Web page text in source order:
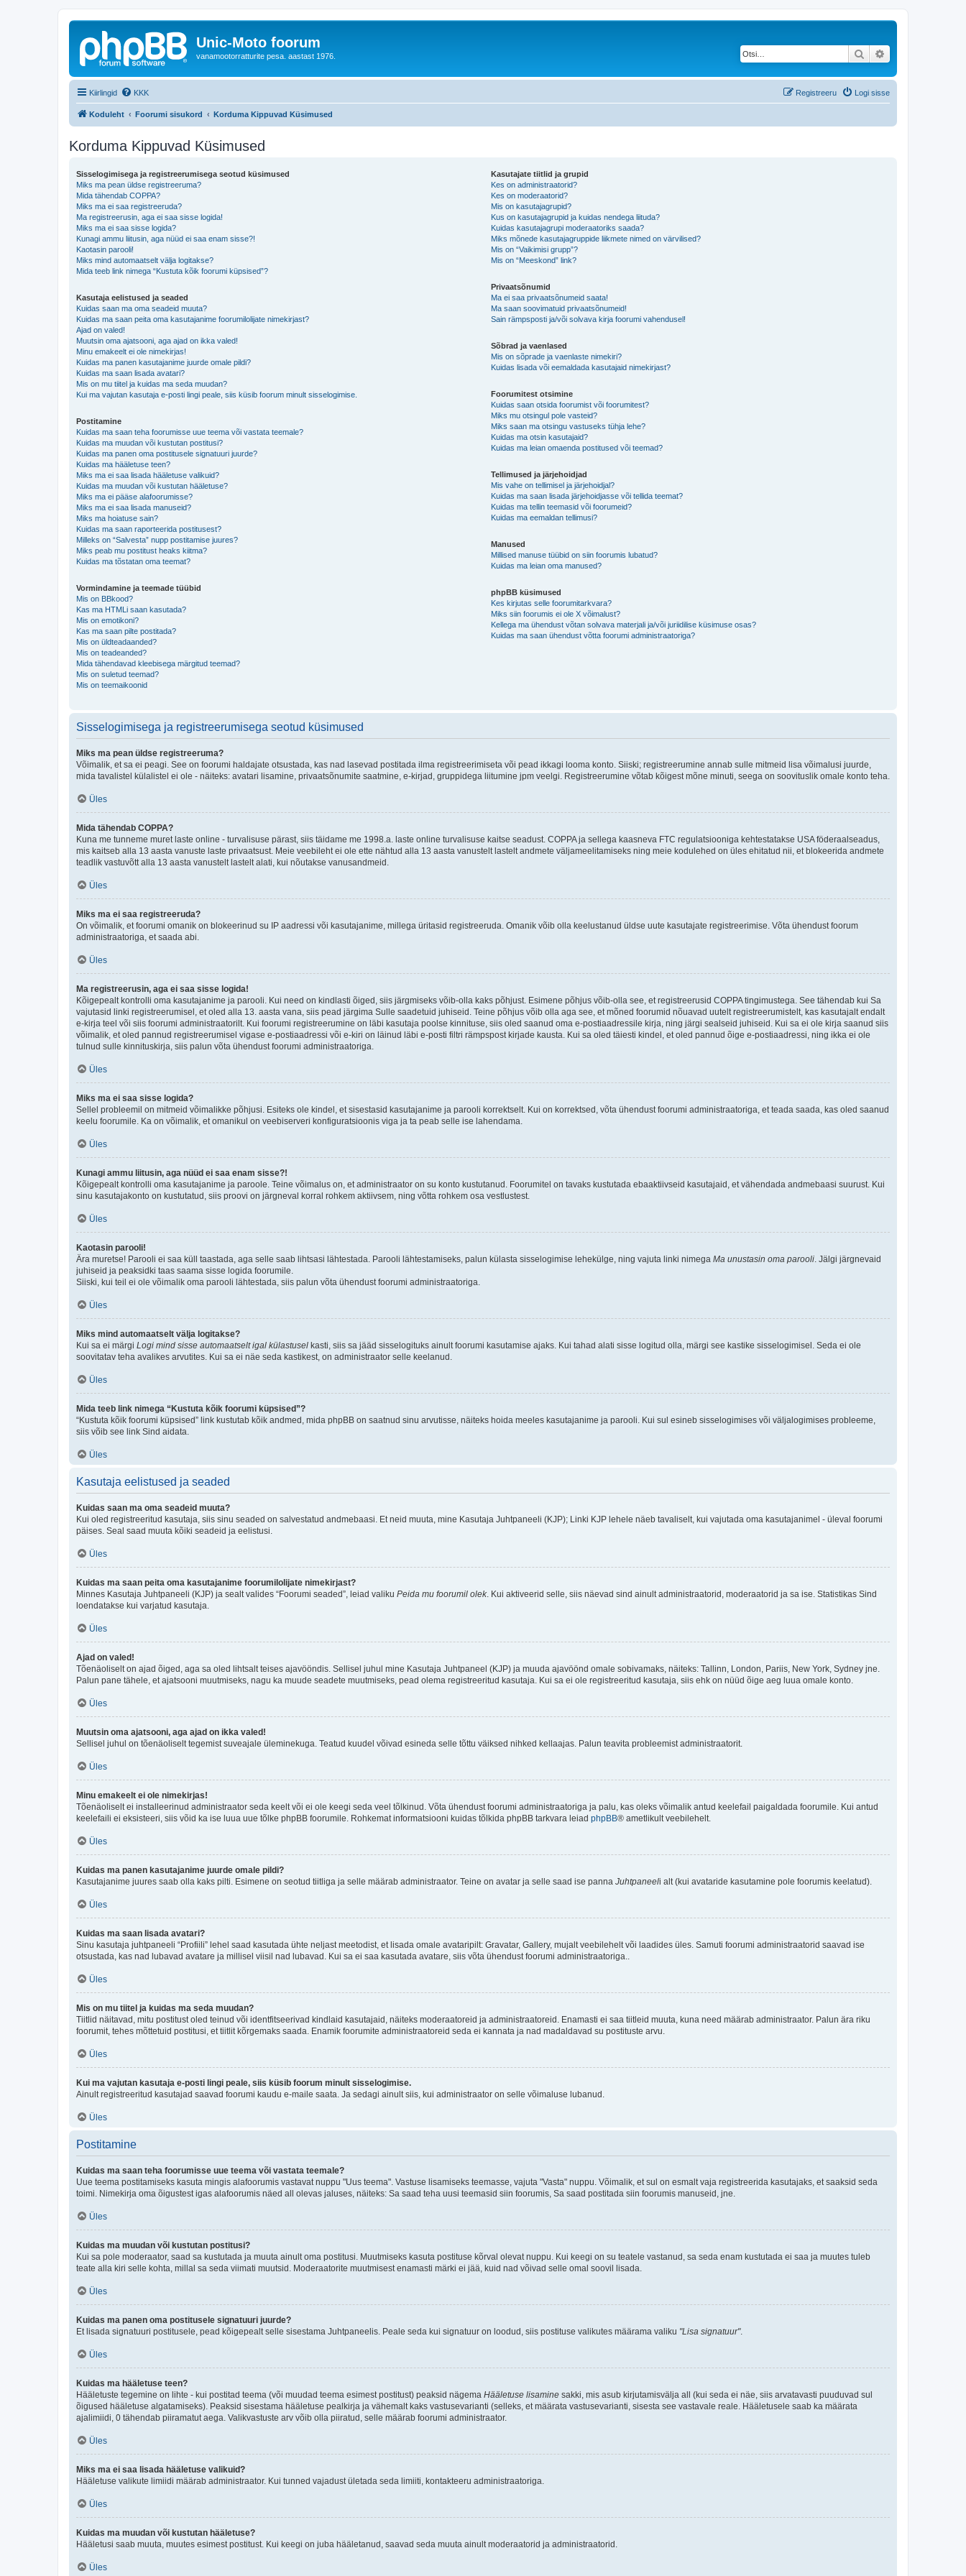
Unic-Moto foorum
vanamootorratturite pesa. aastast 1976. Otsi
Kiirlingid KKK Logi sisse
Registreeru
Koduleht Foorumi sisukord Korduma Kippuvad Küsimused
Korduma Kippuvad Küsimused
Sisselogimisega ja registreerumisega seotud küsimused
Miks ma pean üldse registreeruma?
Mida tähendab COPPA?
Miks ma ei saa registreeruda?
Ma registreerusin, aga ei saa sisse logida!
Miks ma ei saa sisse logida?
Kunagi ammu liitusin, aga nüüd ei saa enam sisse?!
Kaotasin parooli!
Miks mind automaatselt välja logitakse?
Mida teeb link nimega “Kustuta kõik foorumi küpsised”?
Kasutaja eelistused ja seaded
Kuidas saan ma oma seadeid muuta?
Kuidas ma saan peita oma kasutajanime foorumilolijate nimekirjast?
Ajad on valed!
Muutsin oma ajatsooni, aga ajad on ikka valed!
Minu emakeelt ei ole nimekirjas!
Kuidas ma panen kasutajanime juurde omale pildi?
Kuidas ma saan lisada avatari?
Mis on mu tiitel ja kuidas ma seda muudan?
Kui ma vajutan kasutaja e-posti lingi peale, siis küsib foorum minult sisselogimise.
Postitamine
Kuidas ma saan teha foorumisse uue teema või vastata teemale?
Kuidas ma muudan või kustutan postitusi?
Kuidas ma panen oma postitusele signatuuri juurde?
Kuidas ma hääletuse teen?
Miks ma ei saa lisada hääletuse valikuid?
Kuidas ma muudan või kustutan hääletuse?
Miks ma ei pääse alafoorumisse?
Miks ma ei saa lisada manuseid?
Miks ma hoiatuse sain?
Kuidas ma saan raporteerida postitusest?
Milleks on “Salvesta” nupp postitamise juures?
Miks peab mu postitust heaks kiitma?
Kuidas ma tõstatan oma teemat?
Vormindamine ja teemade tüübid
Mis on BBkood?
Kas ma HTMLi saan kasutada?
Mis on emotikoni?
Kas ma saan pilte postitada?
Mis on üldteadaanded?
Mis on teadeanded?
Mida tähendavad kleebisega märgitud teemad?
Mis on suletud teemad?
Mis on teemaikoonid
Kasutajate tiitlid ja grupid
Kes on administraatorid?
Kes on moderaatorid?
Mis on kasutajagrupid?
Kus on kasutajagrupid ja kuidas nendega liituda?
Kuidas kasutajagrupi moderaatoriks saada?
Miks mõnede kasutajagruppide liikmete nimed on värvilised?
Mis on “Vaikimisi grupp”?
Mis on “Meeskond” link?
Privaatsõnumid
Ma ei saa privaatsõnumeid saata!
Ma saan soovimatuid privaatsõnumeid!
Sain rämpsposti ja/või solvava kirja foorumi vahendusel!
Sõbrad ja vaenlased
Mis on sõprade ja vaenlaste nimekiri?
Kuidas lisada või eemaldada kasutajaid nimekirjast?
Foorumitest otsimine
Kuidas saan otsida foorumist või foorumitest?
Miks mu otsingul pole vasteid?
Miks saan ma otsingu vastuseks tühja lehe?
Kuidas ma otsin kasutajaid?
Kuidas ma leian omaenda postitused või teemad?
Tellimused ja järjehoidjad
Mis vahe on tellimisel ja järjehoidjal?
Kuidas ma saan lisada järjehoidjasse või tellida teemat?
Kuidas ma tellin teemasid või foorumeid?
Kuidas ma eemaldan tellimusi?
Manused
Millised manuse tüübid on siin foorumis lubatud?
Kuidas ma leian oma manused?
phpBB küsimused
Kes kirjutas selle foorumitarkvara?
Miks siin foorumis ei ole X võimalust?
Kellega ma ühendust võtan solvava materjali ja/või juriidilise küsimuse osas?
Kuidas ma saan ühendust võtta foorumi administraatoriga?
Sisselogimisega ja registreerumisega seotud küsimused
Miks ma pean üldse registreeruma?
Võimalik, et sa ei peagi. See on foorumi haldajate otsustada, kas nad lasevad postitada ilma registreerimiseta või pead ikkagi looma konto. Siiski; registreerumine annab sulle mitmeid lisa võimalusi juurde,
mida tavalistel külalistel ei ole - näiteks: avatari lisamine, privaatsõnumite saatmine, e-kirjad, gruppidega liitumine jpm veelgi. Registreerumine võtab kõigest mõne minuti, seega on soovituslik omale konto teha.
Üles
Mida tähendab COPPA?
Kuna me tunneme muret laste online - turvalisuse pärast, siis täidame me 1998.a. laste online turvalisuse kaitse seadust. COPPA ja sellega kaasneva FTC regulatsiooniga kehtestatakse USA föderaalseadus,
mis kaitseb alla 13 aasta vanuste laste privaatsust. Meie veebileht ei ole ette nähtud alla 13 aasta vanustelt lastelt andmete väljameelitamiseks ning meie kodulehed on üles ehitatud nii, et blokeerida andmete
teadlik vastuvõtt alla 13 aasta vanustelt lastelt alati, kui nõutakse vanusandmeid.
Üles
Miks ma ei saa registreeruda?
On võimalik, et foorumi omanik on blokeerinud su IP aadressi või kasutajanime, millega üritasid registreeruda. Omanik võib olla keelustanud üldse uute kasutajate registreerimise. Võta ühendust foorum
administraatoriga, et saada abi.
Üles
Ma registreerusin, aga ei saa sisse logida!
Kõigepealt kontrolli oma kasutajanime ja parooli. Kui need on kindlasti õiged, siis järgmiseks võib-olla kaks põhjust. Esimene põhjus võib-olla see, et registreerusid COPPA tingimustega. See tähendab kui Sa
vajutasid linki registreerumisel, et oled alla 13. aasta vana, siis pead järgima Sulle saadetuid juhiseid. Teine põhjus võib olla aga see, et mõned foorumid nõuavad uutelt registreerumistelt, kas kasutajalt endalt
e-kirja teel või siis foorumi administraatorilt. Kui foorumi registreerumine on läbi kasutaja poolse kinnituse, siis oled saanud oma e-postiaadressile kirja, ning järgi sealseid juhiseid. Kui sa ei ole kirja saanud siis
võimalik, et oled pannud registreerumisel vigase e-postiaadressi või e-kiri on läinud läbi e-posti filtri rämpspost kirjade kausta. Kui sa oled täiesti kindel, et oled pannud õige e-postiaadressi, ning ikka ei ole
tulnud sulle kinnituskirja, siis palun võta ühendust foorumi administraatoriga.
Üles
Miks ma ei saa sisse logida?
Sellel probleemil on mitmeid võimalikke põhjusi. Esiteks ole kindel, et sisestasid kasutajanime ja parooli korrektselt. Kui on korrektsed, võta ühendust foorumi administraatoriga, et teada saada, kas oled saanud
keelu foorumile. Ka on võimalik, et omanikul on veebiserveri konfiguratsioonis viga ja ta peab selle ise lahendama.
Üles
Kunagi ammu liitusin, aga nüüd ei saa enam sisse?!
Kõigepealt kontrolli oma kasutajanime ja paroole. Teine võimalus on, et administraator on su konto kustutanud. Foorumitel on tavaks kustutada ebaaktiivseid kasutajaid, et vähendada andmebaasi suurust. Kui
sinu kasutajakonto on kustutatud, siis proovi on järgneval korral rohkem aktiivsem, ning võtta rohkem osa vestlustest.
Üles
Kaotasin parooli!
Ära muretse! Parooli ei saa küll taastada, aga selle saab lihtsasi lähtestada. Parooli lähtestamiseks, palun külasta sisselogimise lehekülge, ning vajuta linki nimega Ma unustasin oma parooli . Jälgi järgnevaid
juhiseid ja peaksidki taas saama sisse logida foorumile.
Siiski, kui teil ei ole võimalik oma parooli lähtestada, siis palun võta ühendust foorumi administraatoriga.
Üles
Miks mind automaatselt välja logitakse?
Kui sa ei märgi Logi mind sisse automaatselt igal külastusel kasti, siis sa jääd sisselogituks ainult foorumi kasutamise ajaks. Kui tahad alati sisse logitud olla, märgi see kastike sisselogimisel. Seda ei ole
soovitatav teha avalikes arvutites. Kui sa ei näe seda kastikest, on administraator selle keelanud.
Üles
Mida teeb link nimega “Kustuta kõik foorumi küpsised”?
“Kustuta kõik foorumi küpsised” link kustutab kõik andmed, mida phpBB on saatnud sinu arvutisse, näiteks hoida meeles kasutajanime ja parooli. Kui sul esineb sisselogimises või väljalogimises probleeme,
siis võib see link Sind aidata.
Üles
Kasutaja eelistused ja seaded
Kuidas saan ma oma seadeid muuta?
Kui oled registreeritud kasutaja, siis sinu seaded on salvestatud andmebaasi. Et neid muuta, mine Kasutaja Juhtpaneeli (KJP); Linki KJP lehele näeb tavaliselt, kui vajutada oma kasutajanimel - üleval foorumi
päises. Seal saad muuta kõiki seadeid ja eelistusi.
Üles
Kuidas ma saan peita oma kasutajanime foorumilolijate nimekirjast?
Minnes Kasutaja Juhtpaneeli (KJP) ja sealt valides “Foorumi seaded”, leiad valiku Peida mu foorumil olek. Kui aktiveerid selle, siis näevad sind ainult administraatorid, moderaatorid ja sa ise. Statistikas Sind
loendatakse kui varjatud kasutaja.
Üles
Ajad on valed!
Tõenäoliselt on ajad õiged, aga sa oled lihtsalt teises ajavööndis. Sellisel juhul mine Kasutaja Juhtpaneel (KJP) ja muuda ajavöönd omale sobivamaks, näiteks: Tallinn, London, Pariis, New York, Sydney jne.
Palun pane tähele, et ajatsooni muutmiseks, nagu ka muude seadete muutmiseks, pead olema registreeritud kasutaja. Kui sa ei ole registreeritud kasutaja, siis ehk on nüüd õige aeg luua omale konto.
Üles
Muutsin oma ajatsooni, aga ajad on ikka valed!
Sellisel juhul on tõenäoliselt tegemist suveajale üleminekuga. Teatud kuudel võivad esineda selle tõttu väiksed nihked kellaajas. Palun teavita probleemist administraatorit.
Üles
Minu emakeelt ei ole nimekirjas!
Tõenäoliselt ei installeerinud administraator seda keelt või ei ole keegi seda veel tõlkinud. Võta ühendust foorumi administraatoriga ja palu, kas oleks võimalik antud keelefail paigaldada foorumile. Kui antud
keelefaili ei eksisteeri, siis võid ka ise luua uue tõlke phpBB foorumile. Rohkemat informatsiooni kuidas tõlkida phpBB tarkvara leiad phpBB® ametlikult veebilehelt.
Üles
Kuidas ma panen kasutajanime juurde omale pildi?
Kasutajanime juures saab olla kaks pilti. Esimene on seotud tiitliga ja selle määrab administraator. Teine on avatar ja selle saad ise panna Juhtpaneeli alt (kui avataride kasutamine pole foorumis keelatud).
Üles
Kuidas ma saan lisada avatari?
Sinu kasutaja juhtpaneeli “Profiili” lehel saad kasutada ühte neljast meetodist, et lisada omale avataripilt: Gravatar, Gallery, mujalt veebilehelt või laadides üles. Samuti foorumi administraatorid saavad ise
otsustada, kas nad lubavad avatare ja millisel viisil nad lubavad. Kui sa ei saa kasutada avatare, siis võta ühendust foorumi administraatoriga..
Üles
Mis on mu tiitel ja kuidas ma seda muudan?
Tiitlid näitavad, mitu postitust oled teinud või identfitseerivad kindlaid kasutajaid, näiteks moderaatoreid ja administraatoreid. Enamasti ei saa tiitleid muuta, kuna need määrab administraator. Palun ära riku
foorumit, tehes mõttetuid postitusi, et tiitlit kõrgemaks saada. Enamik foorumite administraatoreid seda ei kannata ja nad madaldavad su postituste arvu.
Üles
Kui ma vajutan kasutaja e-posti lingi peale, siis küsib foorum minult sisselogimise.
Ainult registreeritud kasutajad saavad foorumi kaudu e-maile saata. Ja sedagi ainult siis, kui administraator on selle võimaluse lubanud.
Üles
Postitamine
Kuidas ma saan teha foorumisse uue teema või vastata teemale?
Uue teema postitamiseks kasuta mingis alafoorumis vastavat nuppu "Uus teema". Vastuse lisamiseks teemasse, vajuta "Vasta" nuppu. Võimalik, et sul on esmalt vaja registreerida kasutajaks, et saaksid seda
toimi. Nimekirja oma õigustest igas alafoorumis näed all olevas jaluses, näiteks: Sa saad teha uusi teemasid siin foorumis, Sa saad postitada siin foorumis manuseid, jne.
Üles
Kuidas ma muudan või kustutan postitusi?
Kui sa pole moderaator, saad sa kustutada ja muuta ainult oma postitusi. Muutmiseks kasuta postituse kõrval olevat nuppu. Kui keegi on su teatele vastanud, sa seda enam kustutada ei saa ja muutes tuleb
teate alla kiri selle kohta, millal sa seda viimati muutsid. Moderaatorite muutmisest enamasti märki ei jää, kuid nad võivad selle omal soovil lisada.
Üles
Kuidas ma panen oma postitusele signatuuri juurde?
Et lisada signatuuri postitusele, pead kõigepealt selle sisestama Juhtpaneelis. Peale seda kui signatuur on loodud, siis postituse valikutes määrama valiku "Lisa signatuur".
Üles
Kuidas ma hääletuse teen?
Hääletuste tegemine on lihte - kui postitad teema (või muudad teema esimest postitust) peaksid nägema Hääletuse lisamine sakki, mis asub kirjutamisvälja all (kui seda ei näe, siis arvatavasti puuduvad sul
õigused hääletuse algatamiseks). Peaksid sisestama hääletuse pealkirja ja vähemalt kaks vastusevarianti (selleks, et määrata vastusevarianti, sisesta see vastavale reale. Hääletusele saab ka määrata
ajalimiidi, 0 tähendab piiramatut aega. Valikvastuste arv võib olla piiratud, selle määrab foorumi administraator.
Üles
Miks ma ei saa lisada hääletuse valikuid?
Hääletuse valikute limiidi määrab administraator. Kui tunned vajadust ületada seda limiiti, kontakteeru administraatoriga.
Üles
Kuidas ma muudan või kustutan hääletuse?
Hääletusi saab muuta, muutes esimest postitust. Kui keegi on juba hääletanud, saavad seda muuta ainult moderaatorid ja administraatorid.
Üles